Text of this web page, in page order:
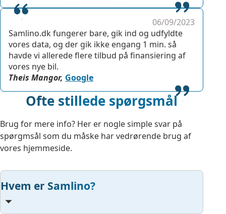
06/09/2023
Samlino.dk fungerer bare, gik ind og udfyldte
vores data, og der gik ikke engang 1 min. så
havde vi allerede flere tilbud på finansiering af
vores nye bil.
Theis Mangor, Google
Ofte stillede spørgsmål
Brug for mere info? Her er nogle simple svar på
spørgmsål som du måske har vedrørende brug af
vores hjemmeside.
Hvem er Samlino?